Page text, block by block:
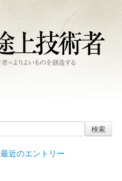
検索
最近のエントリー